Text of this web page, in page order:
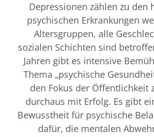
Depressionen zählen zu den
psychischen Erkrankungen
Altersgruppen, alle
sozialen Schichten sind
Jahren gibt es intensive
Thema „psychische
den Fokus der Öffentlichkeit
durchaus mit Erfolg. Es gibt
Bewusstheit für psychische
dafür, die mentalen